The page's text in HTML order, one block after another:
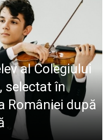
al Colegiului
selectat în
României după